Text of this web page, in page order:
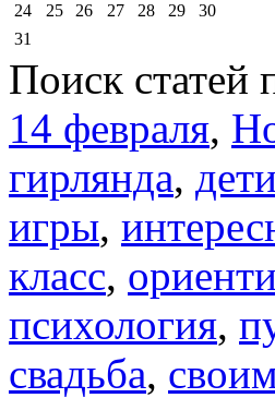
24
25 26 27 28 29
30
31
Поиск статей
14 февраля,
гирлянда, дети
игры,
класс,
психология,
свадьба,